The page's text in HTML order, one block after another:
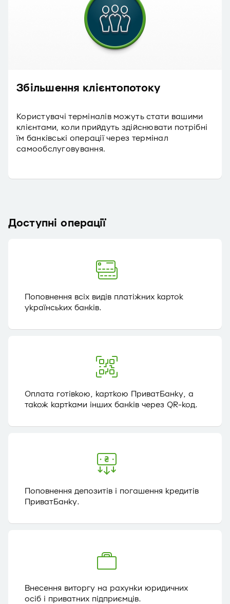
Збільшення клієнтопотоку
Користувачі терміналів можуть стати вашими
клієнтами, коли прийдуть здійснювати потрібні
їм банківські операції через термінал
самообслуговування.
Доступні операції
Поповнення всіх видів платіжних карток
українських банків.
Оплата готівкою, карткою ПриватБанку, а
також картками інших банків через QR-код.
Поповнення депозитів і погашення кредитів
ПриватБанку.
Внесення виторгу на рахунки юридичних
осіб і приватних підприємців.